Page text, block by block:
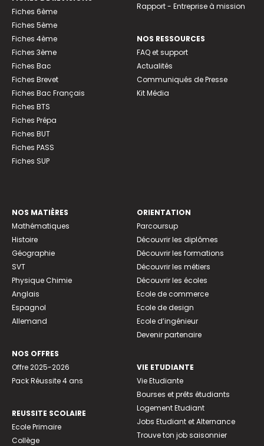
Fiches 6ème
Fiches 5ème
Fiches 4ème
Fiches 3ème
Fiches Bac
Fiches Brevet
Fiches Bac Français
Fiches BTS
Fiches Prépa
Fiches BUT
Fiches PASS
Fiches SUP
Rapport - Entreprise à mission
NOS RESSOURCES
FAQ et support
Actualités
Communiqués de Presse
Kit Média
NOS MATIÈRES
Mathématiques
Histoire
Géographie
SVT
Physique Chimie
Anglais
Espagnol
Allemand
NOS OFFRES
Offre 2025-2026
Pack Réussite 4 ans
REUSSITE SCOLAIRE
Ecole Primaire
Collège
ORIENTATION
Parcoursup
Découvrir les diplômes
Découvrir les formations
Découvrir les métiers
Découvrir les écoles
Ecole de commerce
Ecole de design
Ecole d’ingénieur
Devenir partenaire
VIE ETUDIANTE
Vie Etudiante
Bourses et prêts étudiants
Logement Etudiant
Jobs Etudiant et Alternance
Trouve ton job saisonnier